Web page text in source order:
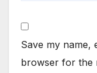
Save my name,
browser for the